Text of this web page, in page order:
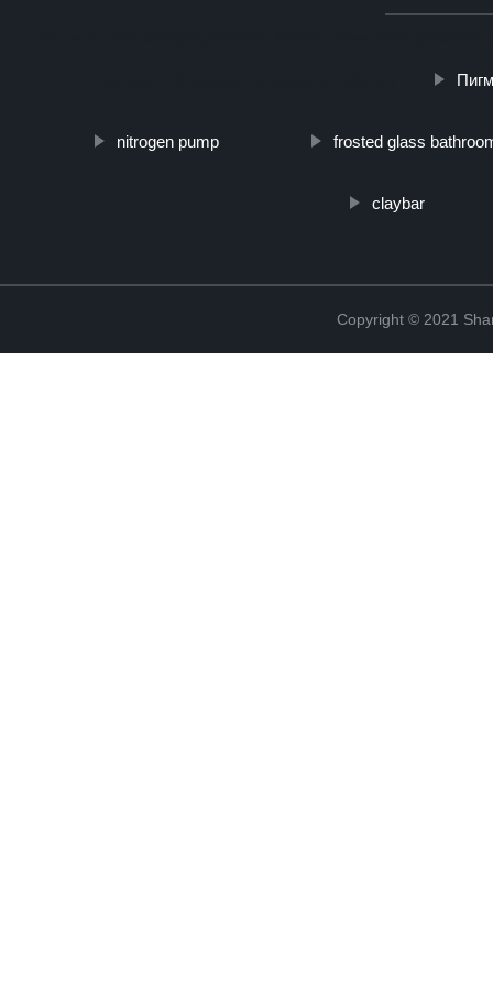
nitrogen pump frosted glass
claybar
Copyright © 2021